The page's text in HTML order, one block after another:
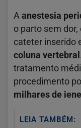
A anestesia
o parto sem
cateter inserido
coluna vertebral
tratamento
procedimento
milhares de
LEIA TAMBÉM: